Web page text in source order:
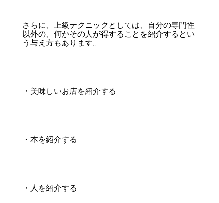
さらに、上級テクニックとしては、自分の専門性
以外の、何かその人が得することを紹介するとい
う与え方もあります。
・美味しいお店を紹介する
・本を紹介する
・人を紹介する